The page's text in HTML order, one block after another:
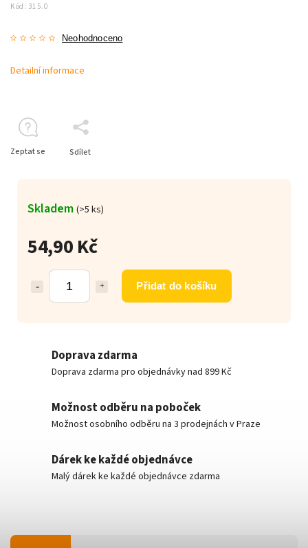
Kód: 315.0
Neohodnoceno
54,90 Kč
Přidat do košíku
Skladem (>5 ks)
Detailní informace
Zeptat se Sdílet
Doprava zdarma
Doprava zdarma pro objednávky nad 899 Kč
Možnost odběru na poboček
Možnost osobního odběru na 3 prodejnách v Praze
Dárek ke každé objednávce
Malý dárek ke každé objednávce zdarma